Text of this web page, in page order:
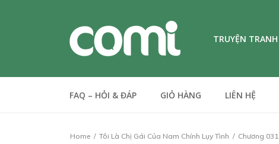
TRUYỆN TRANH
FAQ – HỎI & ĐÁP GIỎ HÀNG LIÊN HỆ
Home Tôi Là Chị Gái Của Nam Chính Lụy Tình Chương 031